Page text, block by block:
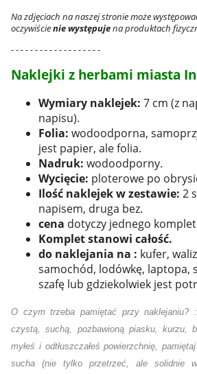
Na zdjęciach na naszej stronie może
oczywiścienie występujena produktach
- - - - - - - - - - - - - - - - - - -
Naklejki z herbami miasta
Wymiary naklejek: 7 cm (z
napisu).
Folia: wodoodporna,
jest papier, ale folia.
Nadruk: wodoodporny.
Wycięcie: ploterowe po
Ilość naklejek w zestawie: 2
napisem, druga bez.
cena dotyczy jednego
Komplet stanowi całość.
do naklejania na : kufer,
samochód, lodówkę, laptopa,
szafę lub gdziekolwiek jest
O czym trzeba pamiętać przy naklejaniu?
czystą, suchą, pozbawioną piasku, kurzu,
myłeś i odtłuszczałeś powierzchnię,
sucha (nie tylko przetrzeć, ale solidnie